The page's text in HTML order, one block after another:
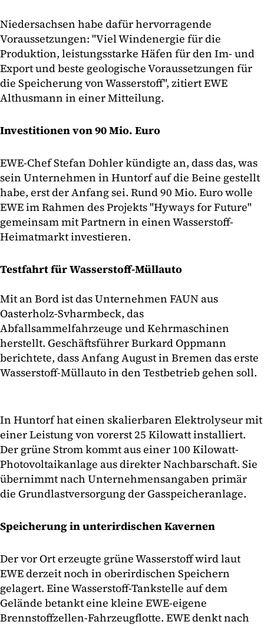
Niedersachsen habe dafür hervorragende
Voraussetzungen: "Viel Windenergie für die
Produktion, leistungsstarke Häfen für den Im- und
Export und beste geologische Voraussetzungen für
die Speicherung von Wasserstoff", zitiert EWE
Althusmann in einer Mitteilung.
Investitionen von 90 Mio. Euro
EWE-Chef Stefan Dohler kündigte an, dass das, was
sein Unternehmen in Huntorf auf die Beine gestellt
habe, erst der Anfang sei. Rund 90 Mio. Euro wolle
EWE im Rahmen des Projekts "Hyways for Future"
gemeinsam mit Partnern in einen Wasserstoff-
Heimatmarkt investieren.
Testfahrt für Wasserstoff-Müllauto
Mit an Bord ist das Unternehmen FAUN aus
Oasterholz-Svharmbeck, das
Abfallsammelfahrzeuge und Kehrmaschinen
herstellt. Geschäftsführer Burkard Oppmann
berichtete, dass Anfang August in Bremen das erste
Wasserstoff-Müllauto in den Testbetrieb gehen soll.
In Huntorf hat einen skalierbaren Elektrolyseur mit
einer Leistung von vorerst 25 Kilowatt installiert.
Der grüne Strom kommt aus einer 100 Kilowatt-
Photovoltaikanlage aus direkter Nachbarschaft. Sie
übernimmt nach Unternehmensangaben primär
die Grundlastversorgung der Gasspeicheranlage.
Speicherung in unterirdischen Kavernen
Der vor Ort erzeugte grüne Wasserstoff wird laut
EWE derzeit noch in oberirdischen Speichern
gelagert. Eine Wasserstoff-Tankstelle auf dem
Gelände betankt eine kleine EWE-eigene
Brennstoffzellen-Fahrzeugflotte. EWE denkt nach